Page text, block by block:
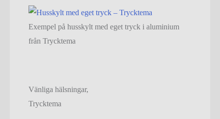
Exempel på husskylt med eget tryck i aluminium
från Trycktema
Vänliga hälsningar,
Trycktema